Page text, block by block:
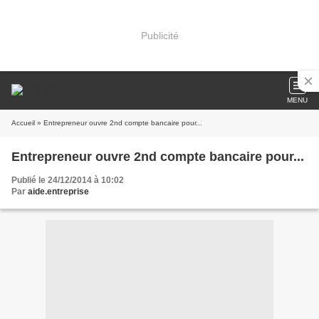
Publicité
MENU
Accueil » Entrepreneur ouvre 2nd compte bancaire pour...
Entrepreneur ouvre 2nd compte bancaire pour...
Publié le 24/12/2014 à 10:02
Par aide.entreprise